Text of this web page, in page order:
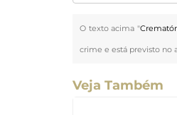
O texto acima "
crime e está previsto no
Veja Também